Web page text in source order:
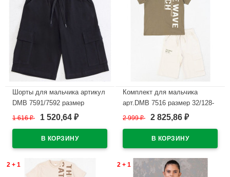
Шорты для мальчика артикул
DMB 7591/7592 размер
34/134-44/164 цвет черный
1 616₽ 1 520,64 ₽
Комплект для мальчика
арт.DMB 7516 размер 32/128-
44/164 (футболка+шорты)
2 999₽ 2 825,86 ₽
2 + 1 2 + 1